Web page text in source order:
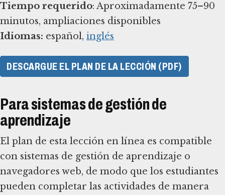
Tiempo requerido: Aproximadamente 75–90
Idiomas: español, inglés
DESCARGUE EL PLAN DE LA LECCIÓN (PDF)
Para sistemas de gestión de
aprendizaje
El plan de esta lección en línea es compatible
con sistemas de gestión de aprendizaje o
navegadores web, de modo que los estudiantes
pueden completar las actividades de manera